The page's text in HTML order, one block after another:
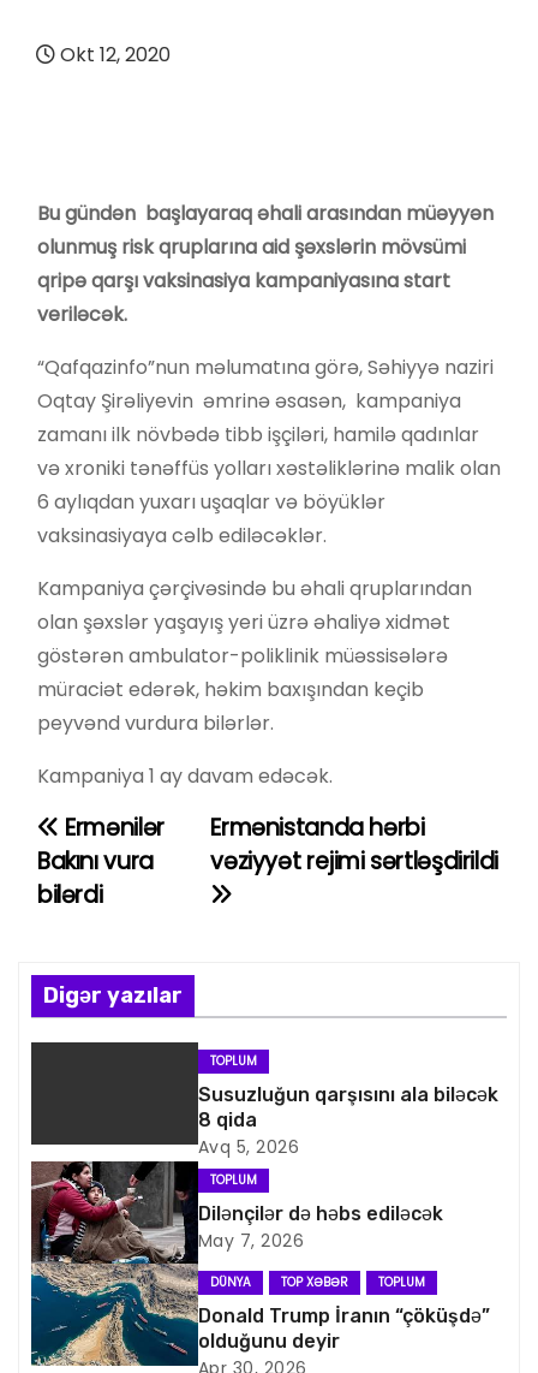
Okt 12, 2020
Bu gündən başlayaraq əhali arasından müəyyən
olunmuş risk qruplarına aid şəxslərin mövsümi
qripə qarşı vaksinasiya kampaniyasına start
veriləcək.
“Qafqazinfo”nun məlumatına görə, Səhiyyə naziri
Oqtay Şirəliyevin əmrinə əsasən, kampaniya
zamanı ilk növbədə tibb işçiləri, hamilə qadınlar
və xroniki tənəffüs yolları xəstəliklərinə malik olan
6 aylıqdan yuxarı uşaqlar və böyüklər
vaksinasiyaya cəlb ediləcəklər.
Kampaniya çərçivəsində bu əhali qruplarından
olan şəxslər yaşayış yeri üzrə əhaliyə xidmət
göstərən ambulator-poliklinik müəssisələrə
müraciət edərək, həkim baxışından keçib
peyvənd vurdura bilərlər.
Kampaniya 1 ay davam edəcək.
Y
a
ı
n
v
i
q
a
s
Ermənistanda hərbi
vəziyyət rejimi sərtləşdirildi
Ermənilər
Bakını vura
bilərdi
Digər yazılar
TOPLUM
Susuzluğun qarşısını ala biləcək
8 qida
Avq 5, 2026
TOPLUM
Dilənçilər də həbs ediləcək
May 7, 2026
DÜNYA TOP XƏBƏR TOPLUM
Donald Trump İranın “çöküşdə”
olduğunu deyir
Apr 30, 2026